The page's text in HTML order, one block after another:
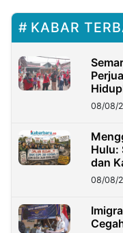
KABAR
08/08/
Hulu:
dan
08/08/